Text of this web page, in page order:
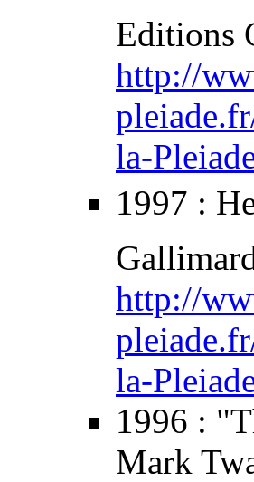
Editions
http://
la-
1997 :
http://
la-
1996 :
Mark